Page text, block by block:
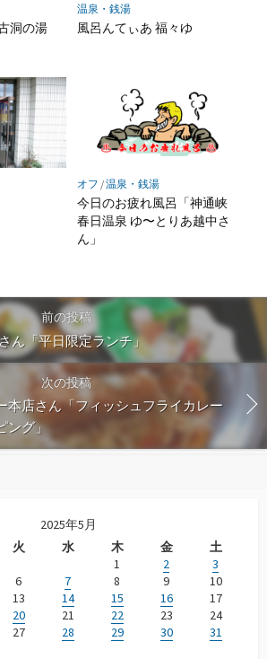
洞の湯
温泉・銭湯
風呂んてぃあ 福々ゆ
オフ /温泉・銭湯
今日のお疲れ風呂「神通峡
春日温泉 ゆ〜とりあ越中さ
ん」
前の投稿
ん「平日限定ランチ」
次の投稿
本店さん「フィッシュフライカレー
ング」
2025年5月
火 水 木 金
土
1
2
3
6 7 8 9
10
13 14 15 16
17
20 21 22 23
24
27 28 29 30
31